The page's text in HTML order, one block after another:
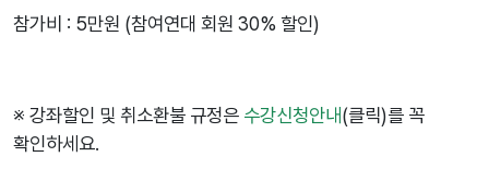
참가비 : 5만원 (참여연대 회원 30% 할인)
※ 강좌할인 및 취소환불 규정은 수강신청안내(클릭)를 꼭
확인하세요.